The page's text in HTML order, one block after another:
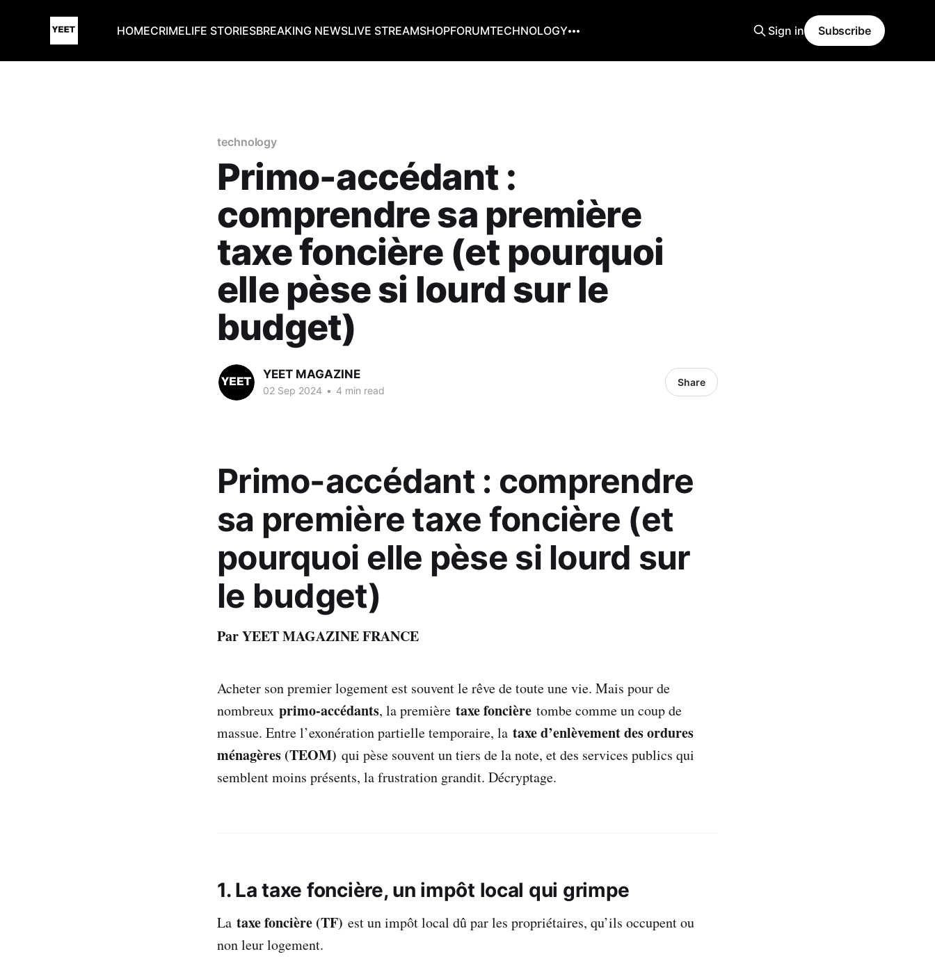
HOMECRIMELIFE STORIESBREAKING NEWSLIVE STREAMSHOPFORUMTECHNOLOGY Sign in Subscribe
technology
Primo-accédant :
comprendre sa première
taxe foncière (et pourquoi
elle pèse si lourd sur le
budget)
YEET MAGAZINE
02 Sep 2024 • 4 min read
Share
Primo-accédant : comprendre
sa première taxe foncière (et
pourquoi elle pèse si lourd sur
le budget)
Par YEET MAGAZINE FRANCE
Acheter son premier logement est souvent le rêve de toute une vie. Mais pour de
nombreux primo-accédants, la première taxe foncière tombe comme un coup de
massue. Entre l’exonération partielle temporaire, la taxe d’enlèvement des ordures
ménagères (TEOM) qui pèse souvent un tiers de la note, et des services publics qui
semblent moins présents, la frustration grandit. Décryptage.
1. La taxe foncière, un impôt local qui grimpe
La taxe foncière (TF) est un impôt local dû par les propriétaires, qu’ils occupent ou
non leur logement.